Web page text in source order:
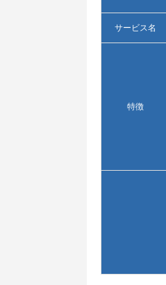
サービス名
特徴